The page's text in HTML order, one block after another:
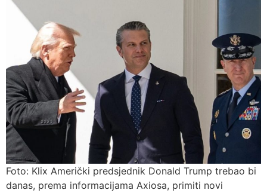
Foto: Klix Američki predsjednik Donald Trump trebao bi
danas, prema informacijama Axiosa, primiti novi